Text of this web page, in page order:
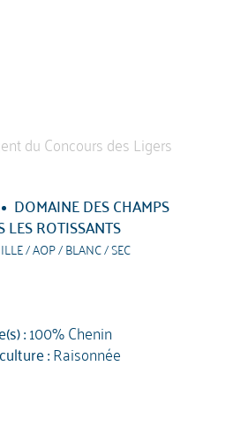
DOMAINE DES CHAMPS
LES ROTISSANTS
/ AOP / BLANC / SEC
:100% Chenin
:Raisonnée